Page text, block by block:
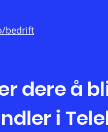
bedrift
dere å
i